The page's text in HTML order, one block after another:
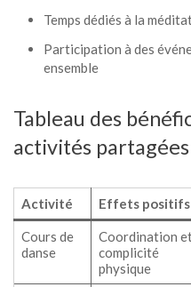
Temps dédiés à la
Participation à des
ensemble
Tableau des
activités partagées
Activité Effets positifs
Cours de
danse
Coordination
complicité
physique